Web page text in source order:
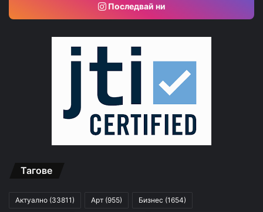
Последвай ни
Тагове
Актуално (33811) Арт (955) Бизнес (1654)